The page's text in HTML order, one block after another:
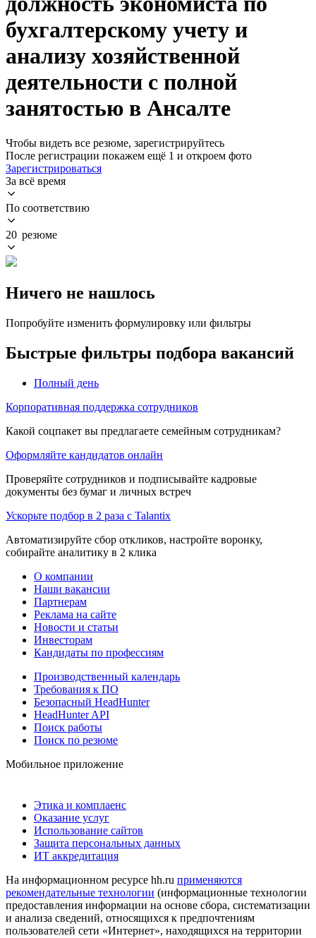
бухгалтерскому учету и
анализу хозяйственной
деятельности с полной
занятостью в Ансалте
Чтобы видеть все резюме, зарегистрируйтесь
После регистрации покажем ещё 1 и откроем фото
Зарегистрироваться
За всё время
По соответствию
20 резюме
Ничего не нашлось
Попробуйте изменить формулировку или фильтры
Быстрые фильтры подбора вакансий
Полный день
Корпоративная поддержка сотрудников
Какой соцпакет вы предлагаете семейным сотрудникам?
Оформляйте кандидатов онлайн
Проверяйте сотрудников и подписывайте кадровые
документы без бумаг и личных встреч
Ускорьте подбор в 2 раза с Talantix
Автоматизируйте сбор откликов, настройте воронку,
собирайте аналитику в 2 клика
О компании
Наши вакансии
Партнерам
Реклама на сайте
Новости и статьи
Инвесторам
Кандидаты по профессиям
Производственный календарь
Требования к ПО
Безопасный HeadHunter
HeadHunter API
Поиск работы
Поиск по резюме
Мобильное приложение
Этика и комплаенс
Оказание услуг
Использование сайтов
Защита персональных данных
ИТ аккредитация
На информационном ресурсе hh.ru применяются
рекомендательные технологии (информационные технологии
предоставления информации на основе сбора, систематизации
и анализа сведений, относящихся к предпочтениям
пользователей сети «Интернет», находящихся на территории